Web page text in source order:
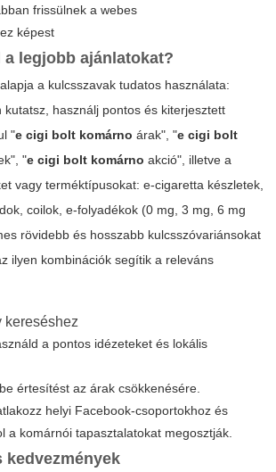
frissülnek a webes
képest
a legjobb ajánlatokat?
a kulcsszavak tudatos használata:
használj pontos és kiterjesztett
"e cigi bolt komárno árak", "e cigi bolt
"e cigi bolt komárno akció", illetve a
vagy terméktípusokat: e-cigaretta készletek,
coilok, e-folyadékok (0 mg, 3 mg, 6 mg
rövidebb és hosszabb kulcsszóvariánsokat
ilyen kombinációk segítik a releváns
kereséshez
a pontos idézeteket és lokális
értesítést az árak csökkenésére.
helyi Facebook-csoportokhoz és
a komárnói tapasztalatokat megosztják.
kedvezmények